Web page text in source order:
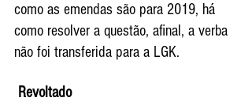
como as emendas são para 2019, há
como resolver a questão, afinal, a verba
não foi transferida para a LGK.
Revoltado